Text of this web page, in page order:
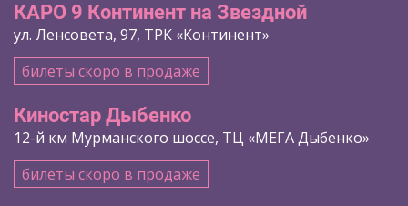
КАРО 9 Континент на Звездной
ул. Ленсовета, 97, ТРК «Континент»
билеты скоро в продаже
Киностар Дыбенко
12-й км Мурманского шоссе, ТЦ «МЕГА Дыбенко»
билеты скоро в продаже